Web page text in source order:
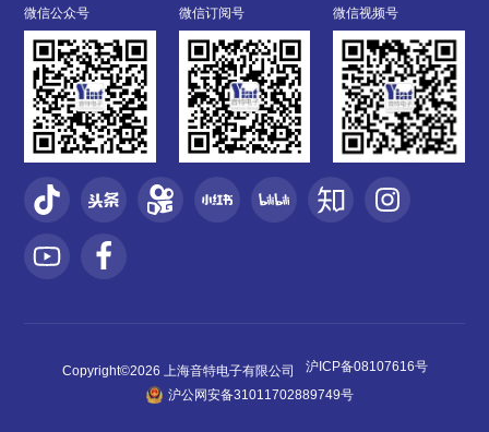
微信公众号
微信订阅号 微信视频号
Copyright©2026 上海音特电子有限公司
沪ICP备08107616号
沪公网安备31011702889749号